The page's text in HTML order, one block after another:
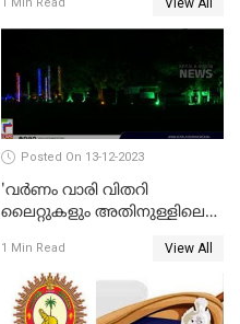
1 Min Read
Posted On 13-12-2023
'വര്‍ണം വാരി വിതറി
ലൈറ്റുകളും അതിനുള്ളിലെ
അണിഞ്ഞൊരുങ്ങി എസ് ബി
കോളേജ് മൈതാനം
1 Min Read View All